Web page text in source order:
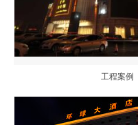
工程案例